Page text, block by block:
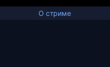
О стриме